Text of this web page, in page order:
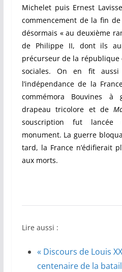
Michelet puis Ernest
commencement de la fin
désormais « au deuxième
de Philippe II, dont ils
précurseur de la république
sociales. On en fit
l’indépendance de la
commémora Bouvines à
drapeau tricolore et de
souscription fut
monument. La guerre
tard, la France n’édifierait
aux morts.
Lire aussi :
« Discours de Louis
centenaire de la